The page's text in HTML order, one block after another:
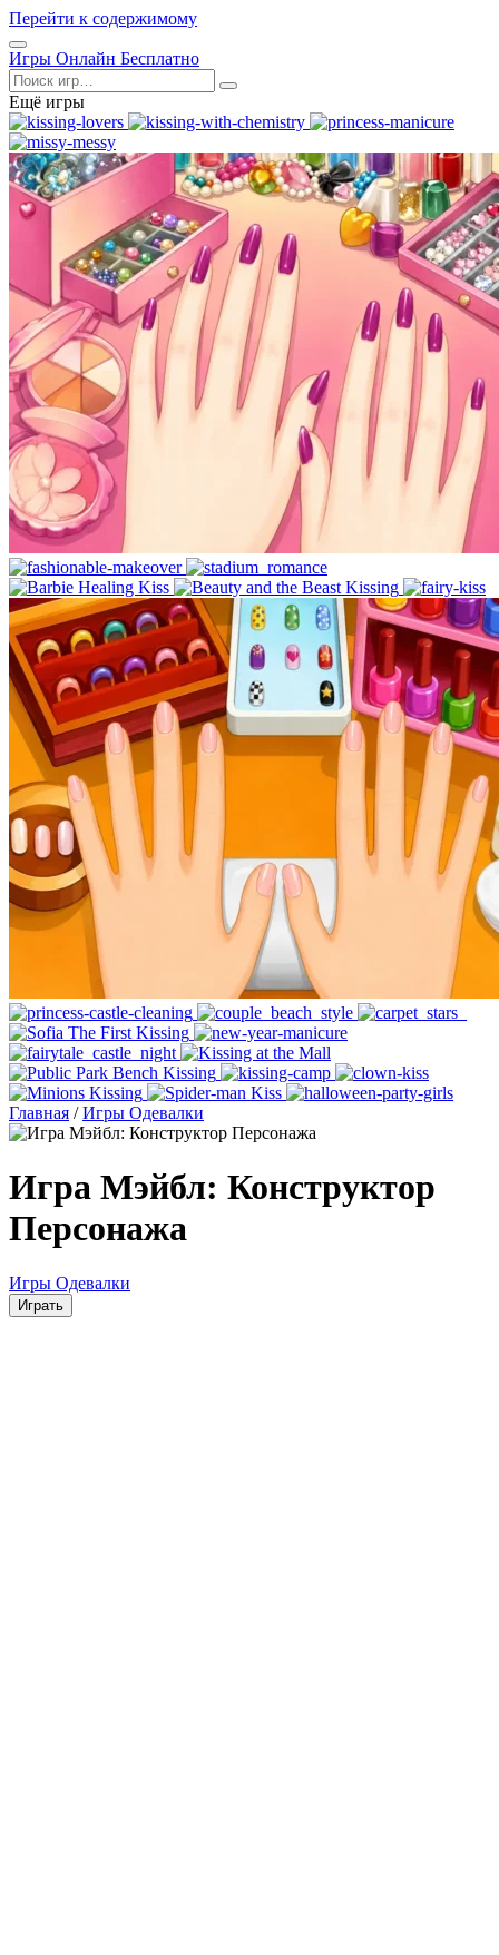
Перейти к содержимому
Открыть
меню
Игры Онлайн Бесплатно
Поиск
Ещё игры
Главная / Игры Одевалки
Игра Мэйбл: Конструктор
Персонажа
Игры Одевалки
Играть